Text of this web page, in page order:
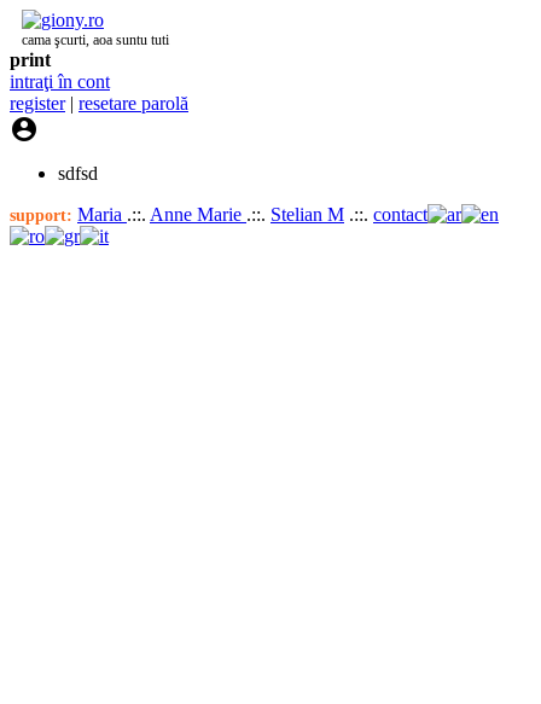
cama şcurti, aoa suntu tuti
print
intraţi în cont
register| resetare parolă

sdfsd
support: Maria .::. Anne Marie .::. Stelian M .::. contact